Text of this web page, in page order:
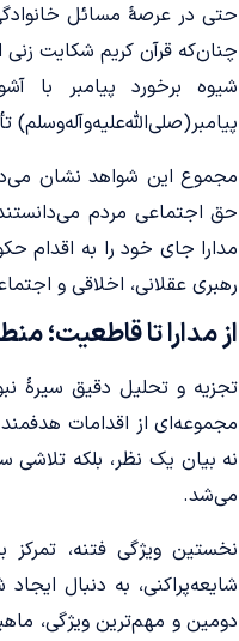
حتی در عرصۀ مسائل خانوادگی
چنان‌که قرآن کریم شکایت
شیوه برخورد پیامبر با
مجموع این شواهد نشان
حق اجتماعی مردم
مدارا جای خود را به اقدام
رهبری عقلانی، اخلاقی و
از مدارا تا قاطعیت؛
تجزیه و تحلیل دقیق سیرۀ
مجموعه‌ای از اقدامات
نه بیان یک نظر، بلکه تلاشی
می‌شد.
نخستین ویژگی فتنه، تمرکز
شایعه‌پراکنی، به دنبال
دومین و مهم‌ترین ویژگی،